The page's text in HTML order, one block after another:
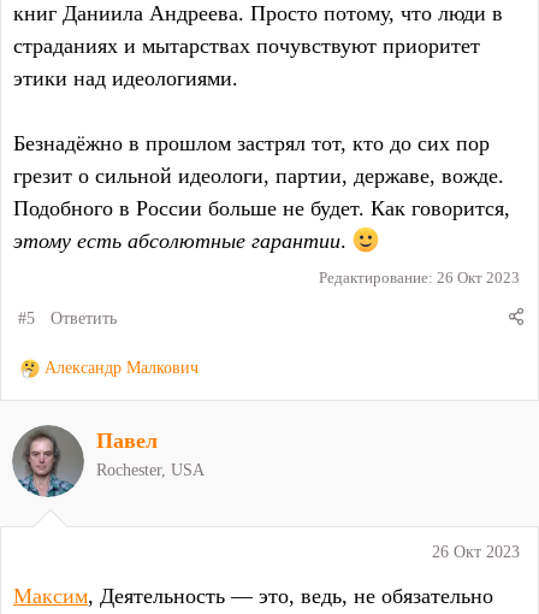
книг Даниила Андреева. Просто потому, что люди в
страданиях и мытарствах почувствуют приоритет
этики над идеологиями.
Безнадёжно в прошлом застрял тот, кто до сих пор
грезит о сильной идеологи, партии, державе, вожде.
Подобного в России больше не будет. Как говорится,
этому есть абсолютные гарантии.
Редактирование: 26 Окт 2023
#5 Ответить
Р
к
ц
и
Александр Малкович
26 Окт 2023
Максим, Деятельность — это, ведь, не обязательно
Павел
Rochester, USA